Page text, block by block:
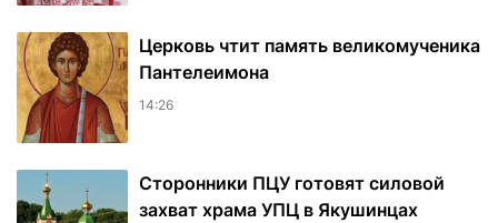
Церковь чтит память великомученика
Пантелеимона
14:26
Сторонники ПЦУ готовят силовой
захват храма УПЦ в Якушинцах